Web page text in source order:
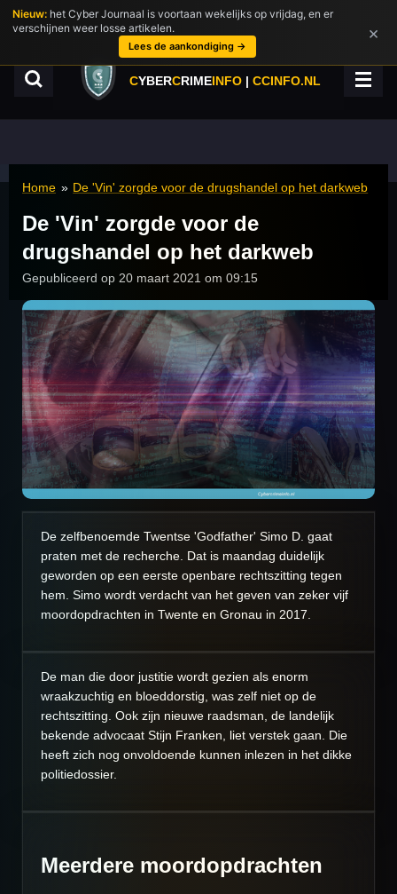
Ga
direct
hoofdinhoud
CYBERCRIMEINFO | CCINFO.NL
Home » De 'Vin' zorgde voor de drugshandel op het darkweb
De 'Vin' zorgde voor de
drugshandel op het darkweb
Gepubliceerd op 20 maart 2021 om 09:15
De zelfbenoemde Twentse 'Godfather' Simo D. gaat
praten met de recherche. Dat is maandag duidelijk
geworden op een eerste openbare rechtszitting tegen
hem. Simo wordt verdacht van het geven van zeker vijf
moordopdrachten in Twente en Gronau in 2017.
De man die door justitie wordt gezien als enorm
wraakzuchtig en bloeddorstig, was zelf niet op de
rechtszitting. Ook zijn nieuwe raadsman, de landelijk
bekende advocaat Stijn Franken, liet verstek gaan. Die
heeft zich nog onvoldoende kunnen inlezen in het dikke
politiedossier.
Meerdere moordopdrachten
Nieuw: het Cyber Journaal is voortaan wekelijks op vrijdag, en er
verschijnen weer losse artikelen.
Lees de aankondiging →
×